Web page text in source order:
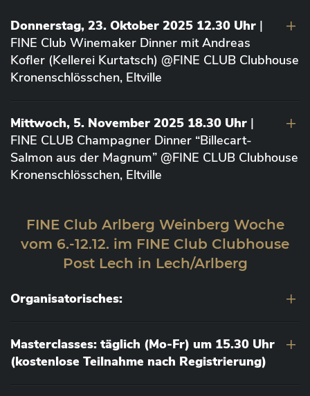
Donnerstag, 23. Oktober 2025 12.30 Uhr |
FINE Club Winemaker Dinner mit Andreas
Kofler (Kellerei Kurtatsch) @FINE CLUB Clubhouse
Kronenschlösschen, Eltville
Mittwoch, 5. November 2025 18.30 Uhr |
FINE CLUB Champagner Dinner “Billecart-
Salmon aus der Magnum” @FINE CLUB Clubhouse
Kronenschlösschen, Eltville
FINE Club Arlberg Weinberg Woche
vom 6.-12.12. im FINE Club Clubhouse
Post Lech in Lech/Arlberg
Organisatorisches:
Masterclasses: täglich (Mo-Fr) um 15.30 Uhr
(kostenlose Teilnahme nach Registrierung)